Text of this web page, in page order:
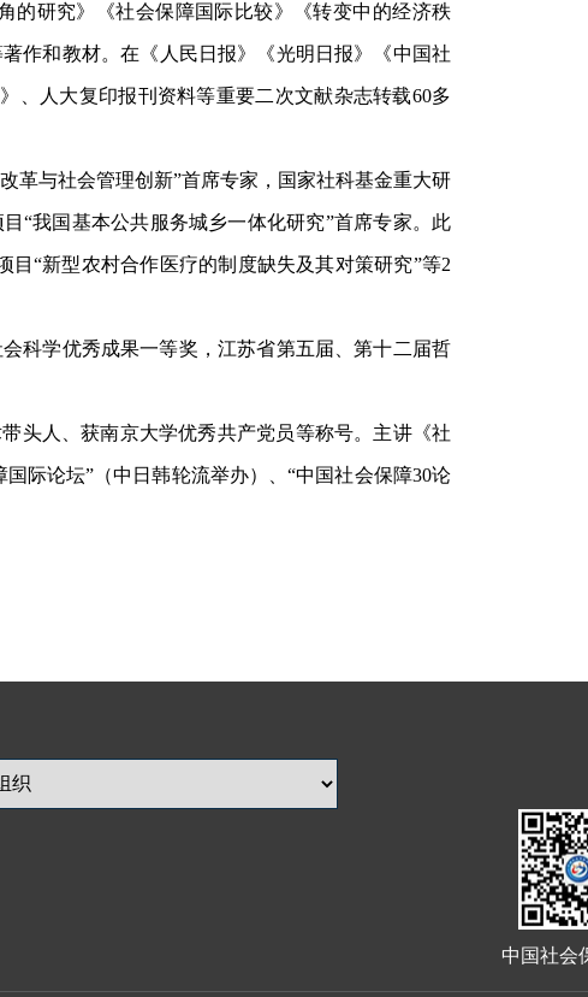
的研究》《社会保障国际比较》《转变中的经济秩
作和教材。在《人民日报》《光明日报》《中国社
、人大复印报刊资料等重要二次文献杂志转载60多
革与社会管理创新”首席专家，国家社科基金重大研
“我国基本公共服务城乡一体化研究”首席专家。此
“新型农村合作医疗的制度缺失及其对策研究”等2
科学优秀成果一等奖，江苏省第五届、第十二届哲
头人、获南京大学优秀共产党员等称号。主讲《社
际论坛”（中日韩轮流举办）、“中国社会保障30论
中国社会